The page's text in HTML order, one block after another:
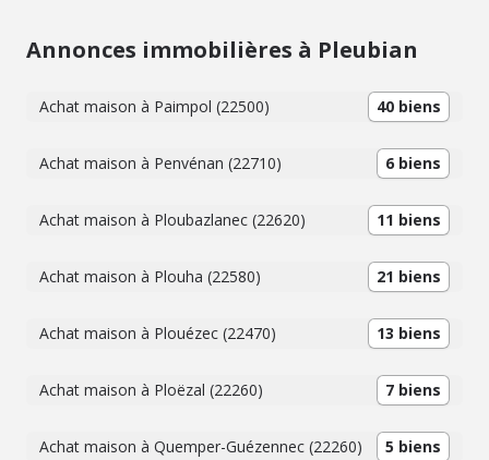
Annonces immobilières à Pleubian
Achat maison à Paimpol (22500) 40 biens
Achat maison à Penvénan (22710) 6 biens
Achat maison à Ploubazlanec (22620) 11 biens
Achat maison à Plouha (22580) 21 biens
Achat maison à Plouézec (22470) 13 biens
Achat maison à Ploëzal (22260) 7 biens
Achat maison à Quemper-Guézennec (22260) 5 biens